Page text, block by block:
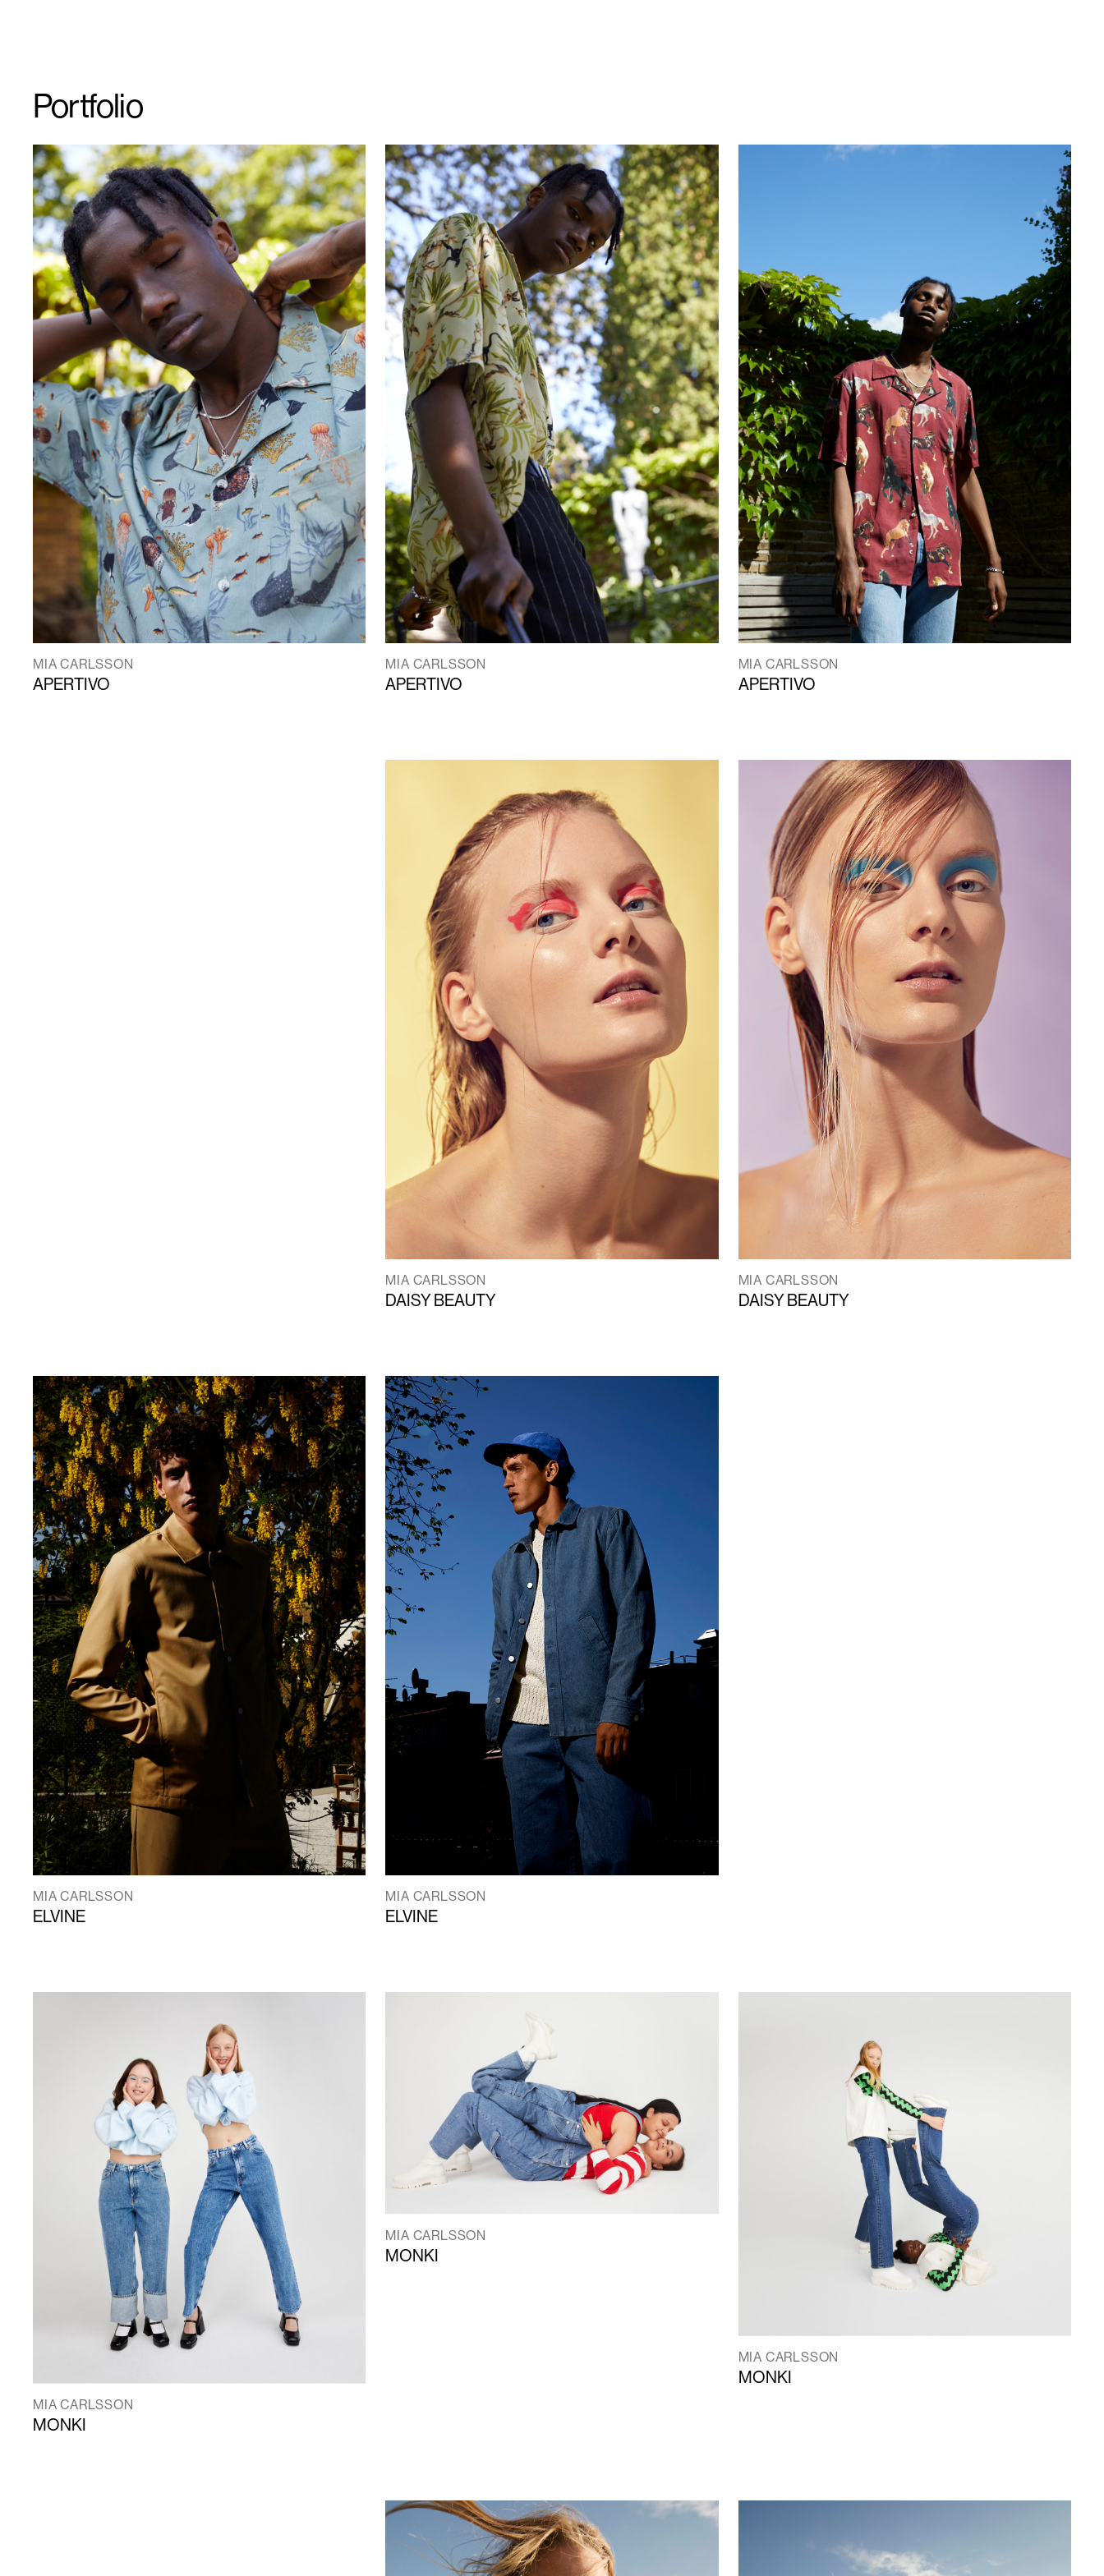
Portfolio
MIA CARLSSON
APERTIVO
MIA CARLSSON
APERTIVO
MIA CARLSSON
APERTIVO
MIA CARLSSON
DAISY BEAUTY
MIA CARLSSON
DAISY BEAUTY
MIA CARLSSON
ELVINE
MIA CARLSSON
ELVINE
MIA CARLSSON
MONKI
MIA CARLSSON
MONKI
MIA CARLSSON
MONKI